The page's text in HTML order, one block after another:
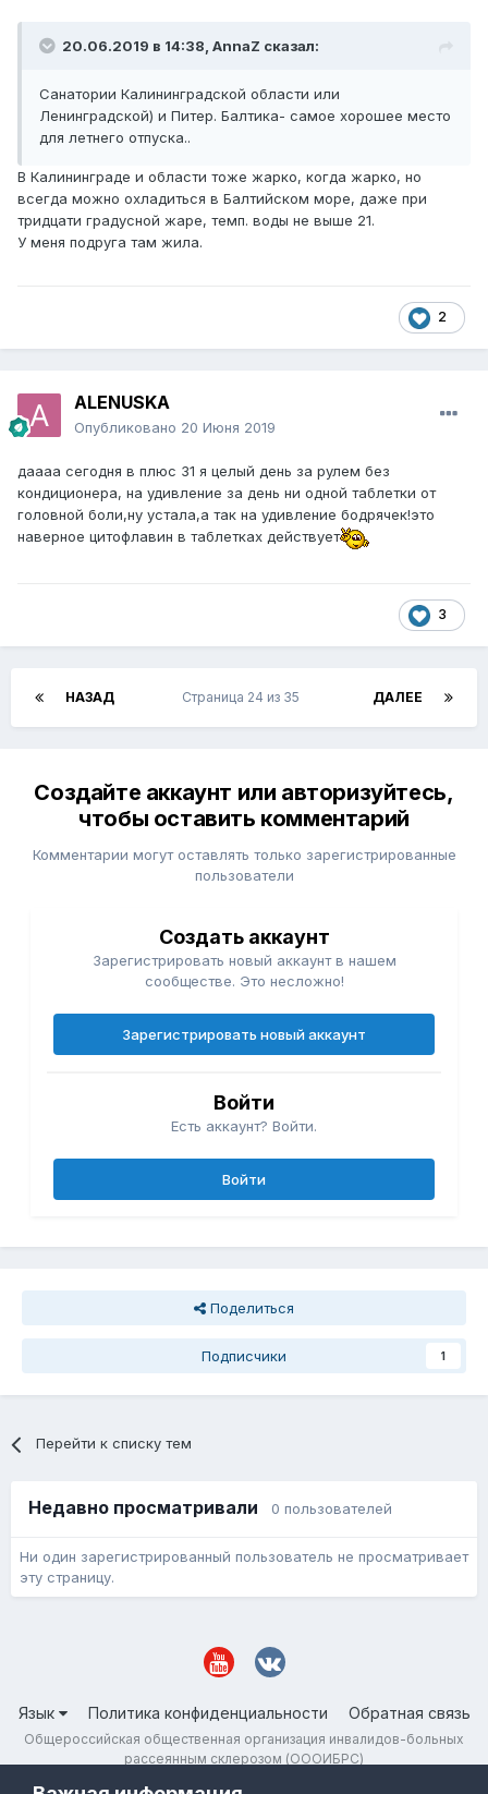
20.06.2019 в 14:38, AnnaZ сказал:
Санатории Калининградской области или
Ленинградской) и Питер. Балтика- самое хорошее место
для летнего отпуска..
В Калининграде и области тоже жарко, когда жарко, но
всегда можно охладиться в Балтийском море, даже при
тридцати градусной жаре, темп. воды не выше 21.
У меня подруга там жила.
2
ALENUSKA
Опубликовано 20 Июня 2019
даааа сегодня в плюс 31 я целый день за рулем без
кондиционера, на удивление за день ни одной таблетки от
головной боли,ну устала,а так на удивление бодрячек!это
наверное цитофлавин в таблетках действует
3
НАЗАД ДАЛЕЕ
Страница 24 из 35
Создайте аккаунт или авторизуйтесь,
чтобы оставить комментарий
Комментарии могут оставлять только зарегистрированные
пользователи
Создать аккаунт
Зарегистрировать новый аккаунт в нашем
сообществе. Это несложно!
Зарегистрировать новый аккаунт
Войти
Есть аккаунт? Войти.
Войти
Поделиться
Подписчики 1
Перейти к списку тем
Недавно просматривали 0 пользователей
Ни один зарегистрированный пользователь не просматривает
эту страницу.
Язык Политика конфиденциальности Обратная связь
Общероссийская общественная организация инвалидов-больных
рассеянным склерозом (ОООИБРС)